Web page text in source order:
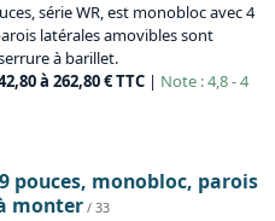
série WR, est monobloc avec 4
latérales amovibles sont
à barillet.
à 262,80 € TTC | Note : 4,8 - 4
pouces, monobloc, parois
monter/ 33